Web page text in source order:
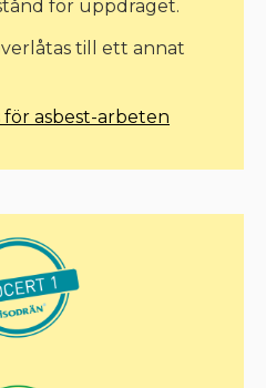
för uppdraget.
till ett annat
asbest-arbeten